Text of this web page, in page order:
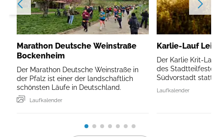
Marathon Deutsche Weinstraße
Bockenheim
Der Marathon Deutsche Weinstraße in
der Pfalz ist einer der landschaftlich
schönsten Läufe in Deutschland.
Laufkalender
Karlie-Lauf
Der Karlie Krit-
des Stadtteilfestes
Südvorstadt statt.
Laufkalender